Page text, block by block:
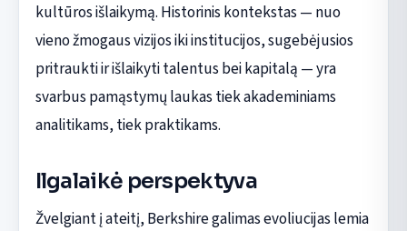
kultūros išlaikymą. Historinis kontekstas — nuo
vieno žmogaus vizijos iki institucijos, sugebėjusios
pritraukti ir išlaikyti talentus bei kapitalą — yra
svarbus pamąstymų laukas tiek akademiniams
analitikams, tiek praktikams.
Ilgalaikė perspektyva
Žvelgiant į ateitį, Berkshire galimas evoliucijas lemia